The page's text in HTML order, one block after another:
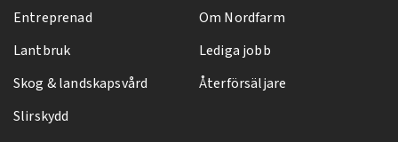
Entreprenad
Lantbruk
Skog & landskapsvård
Slirskydd
Om Nordfarm
Lediga jobb
Återförsäljare